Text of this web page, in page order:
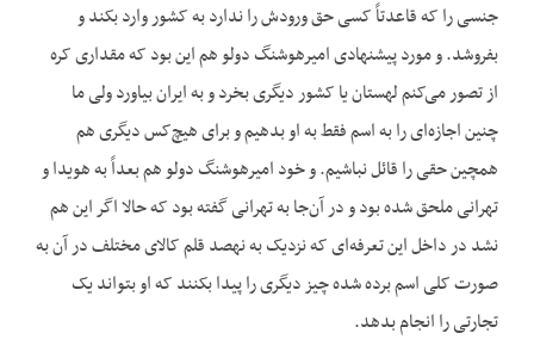
جنسی را که قاعدتاً کسی حق ورودش را ندارد به کشور وارد بکند و
بفروشد. و مورد پیشنهادی امیرهوشنگ دولو هم این بود که مقداری کره
از تصور می‌کنم لهستان یا کشور دیگری بخرد و به ایران بیاورد ولی ما
چنین اجازه‌ای را به اسم فقط به او بدهیم و برای هیچ‌کس دیگری هم
همچین حقی را قائل نباشیم. و خود امیرهوشنگ دولو هم بعداً به هویدا و
تهرانی ملحق شده بود و در آن‌جا به تهرانی گفته بود که حالا اگر این هم
نشد در داخل این تعرفه‌ای که نزدیک به نهصد قلم کالای مختلف در آن به
صورت کلی اسم برده شده چیز دیگری را پیدا بکنند که او بتواند یک
تجارتی را انجام بدهد.